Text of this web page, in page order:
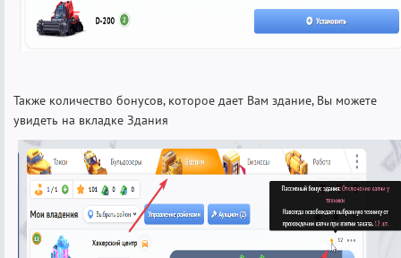
Также количество бонусов, которое дает Вам здание, Вы можете
увидеть на вкладке Здания